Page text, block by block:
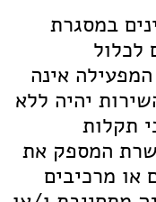
במסגרת
לכלול
אינה
יהיה ללא
תקלות
המספק את
או מרכיבים